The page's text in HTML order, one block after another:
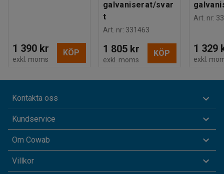
1 390 kr
exkl. moms
KÖP
galvaniserat/svar
t
Art. nr: 331463
1 805 kr
exkl. moms
KÖP
Art. nr:
1 329
exkl.
Kontakta oss
Kundservice
Om Cowab
Villkor